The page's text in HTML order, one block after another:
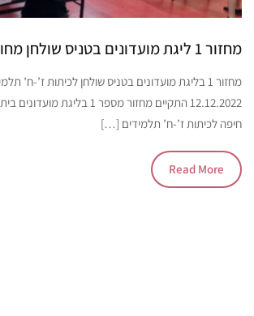
מחזור 1 ליגת מועדונים בטניס שולחן מחוז חיפה
מחזור 1 בליגת מועדונים בטניס שולחן לכיתות ז’-
12.12.2022 התקיים מחזור מספר
חיפה לכיתות ז’-ח’ תלמידים […]
Read More